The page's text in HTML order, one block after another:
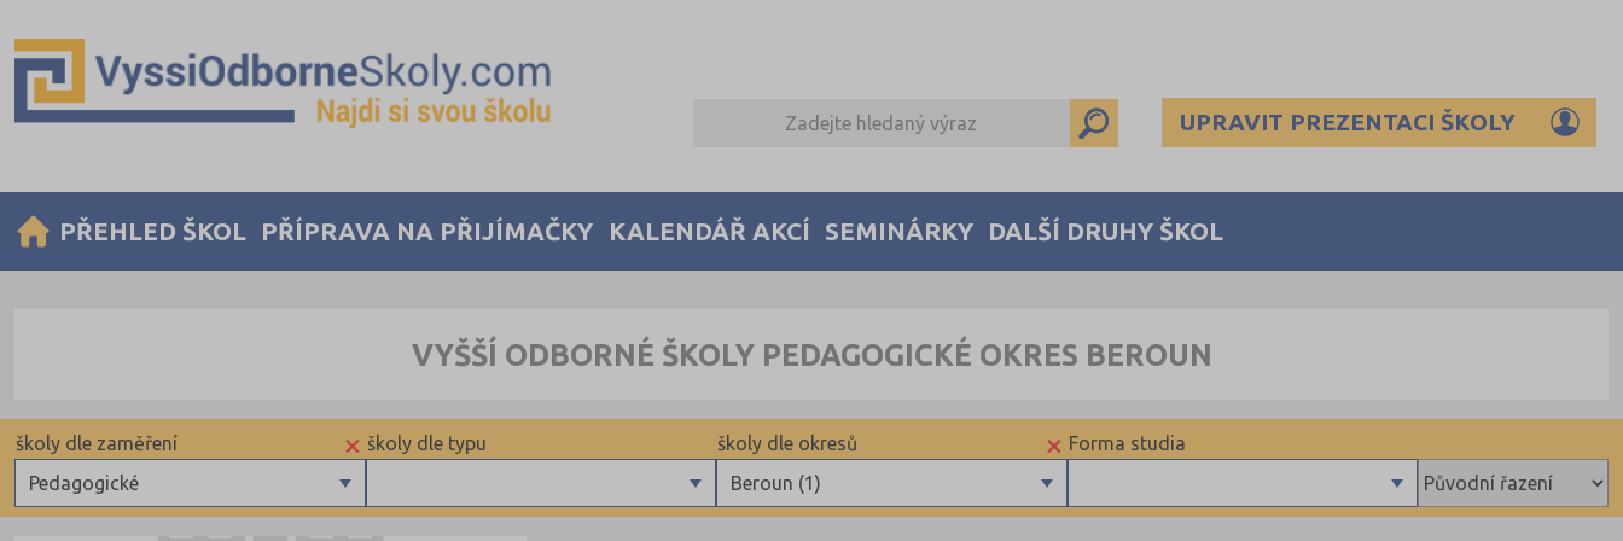
UPRAVIT PREZENTACI ŠKOLY
PŘEHLED ŠKOL PŘÍPRAVA NA PŘIJÍMAČKY KALENDÁŘ AKCÍ SEMINÁRKY DALŠÍ DRUHY ŠKOL
VYŠŠÍ ODBORNÉ ŠKOLY PEDAGOGICKÉ OKRES BEROUN
Forma studia
×
Beroun (1)
školy dle okresů
školy dle typu
×
Pedagogické
školy dle zaměření